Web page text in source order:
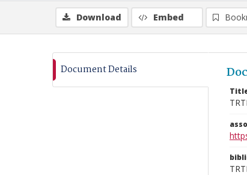
Download Embed
Document Details